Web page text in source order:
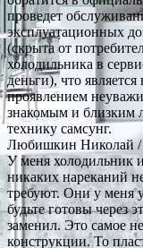
проведет
эксплуатационных
(скрыта от
холодильника в
деньги), что
проявлением
знакомым и близким
технику самсунг.
Любишкин Николай
У меня холодильник
никаких нареканий
требуют. Они у меня
будьте готовы через
заменил. Это самое
конструкции. То